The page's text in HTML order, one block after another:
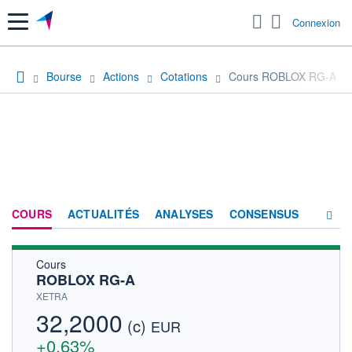
Menu Connexion
Bourse Actions Cotations Cours ROBLOX RG-A
COURS ACTUALITÉS ANALYSES CONSENSUS
ACTIONNAIRES
Cours
ROBLOX RG-A
XETRA
32,2000 (c) EUR
+0,63%